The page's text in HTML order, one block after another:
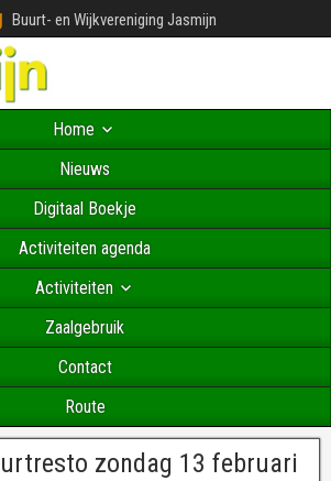
Buurt- en Wijkvereniging Jasmijn
Home
Nieuws
Digitaal Boekje
Activiteiten agenda
Activiteiten
Zaalgebruik
Contact
Route
zondag 13 februari